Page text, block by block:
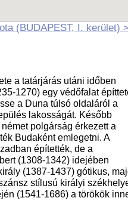
(BUDAPEST, I. kerület)
a tatárjárás utáni időben
1270) egy védőfalat
a Duna túlsó oldaláról a
lakosságát. Később
polgárság érkezett a
Budaként emlegetni. A
építették, de a
(1308-1342) idejében
(1387-1437) gótikus,
stílusú királyi
(1541-1686) a törökök